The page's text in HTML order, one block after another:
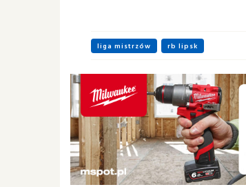
liga mistrzów rb lipsk